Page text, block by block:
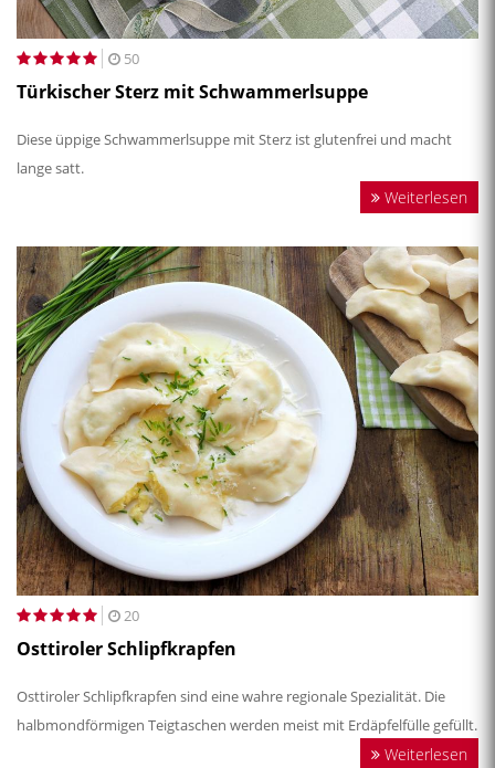
50
Türkischer Sterz mit Schwammerlsuppe
Diese üppige Schwammerlsuppe mit Sterz ist glutenfrei und macht
lange satt.
Weiterlesen
20
Osttiroler Schlipfkrapfen
Osttiroler Schlipfkrapfen sind eine wahre regionale Spezialität. Die
halbmondförmigen Teigtaschen werden meist mit Erdäpfelfülle gefüllt.
Weiterlesen